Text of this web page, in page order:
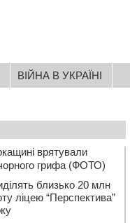
ВІЙНА В УКРАЇНІ
врятували
чорного грифа (ФОТО)
близько 20 млн
ліцею “Перспектива”